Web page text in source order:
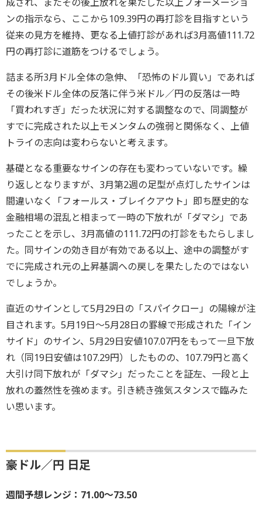
ンの指示なら、ここから109.39円の再打診を目指すという
従来の見方を維持、更なる上値打診があれば3月高値111.72
円の再打診に道筋をつけるでしょう。
詰まる所3月ドル全体の急伸、「恐怖のドル買い」であれば
その後米ドル全体の反落に伴う米ドル／円の反落は一時
「買われすぎ」だった状況に対する調整なので、同調整が
すでに完成された以上モメンタムの強弱と関係なく、上値
トライの志向は変わらないと考えます。
基礎となる重要なサインの存在も変わっていないです。繰
り返しとなりますが、3月第2週の足型が点灯したサインは
間違いなく「フォールス・ブレイクアウト」即ち歴史的な
金融相場の混乱と相まって一時の下放れが「ダマシ」であ
ったことを示し、3月高値の111.72円の打診をもたらしまし
た。同サインの効き目が有効である以上、途中の調整がす
でに完成され元の上昇基調への戻しを果たしたのではない
でしょうか。
直近のサインとして5月29日の「スパイクロー」の陽線が注
目されます。5月19日～5月28日の罫線で形成された「イン
サイド」のサイン、5月29日安値107.07円をもって一旦下放
れ（同19日安値は107.29円）したものの、107.79円と高く
大引け同下放れが「ダマシ」だったことを証左、一段と上
放れの蓋然性を強めます。引き続き強気スタンスで臨みた
い思います。
豪ドル／円 日足
週間予想レンジ：71.00～73.50